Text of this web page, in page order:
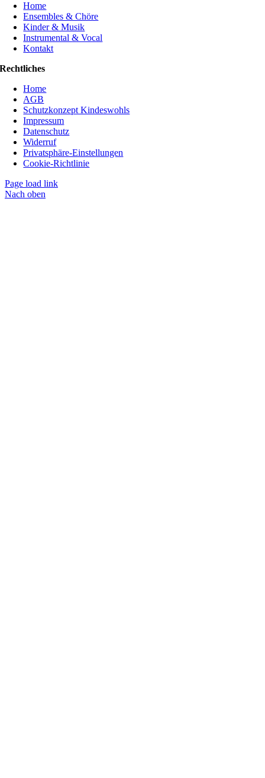
Home
Ensembles & Chöre
Kinder & Musik
Instrumental & Vocal
Kontakt
Rechtliches
Home
AGB
Schutzkonzept Kindeswohls
Impressum
Datenschutz
Widerruf
Privatsphäre-Einstellungen
Cookie-Richtlinie
Page load link
Nach oben